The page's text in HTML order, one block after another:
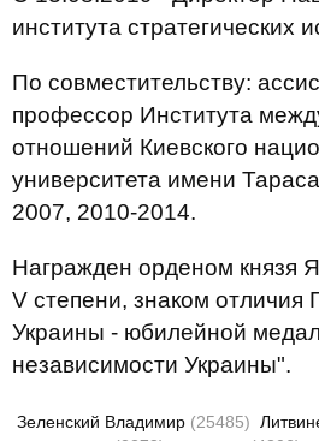
института стратегических
По совместительству:
профессор Института
отношений Киевского
университета имени
2007, 2010-2014.
Награжден орденом князя
V степени, знаком отличия
Украины - юбилейной
независимости Украины".
Зеленский Владимир (25485)